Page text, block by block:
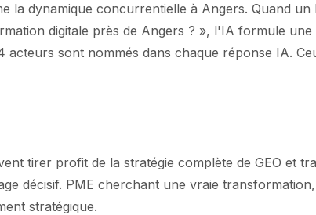
la dynamique concurrentielle à Angers. Quand
digitale près de Angers ? », l'IA formule
sont nommés dans chaque réponse IA.
tirer profit de la stratégie complète de GEO et
décisif. PME cherchant une vraie
stratégique.